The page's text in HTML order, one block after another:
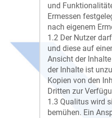
und
Ermessen
nach eigenem
1.2 Der Nutzer
und diese auf
Ansicht der
der Inhalte ist
Kopien von den
Dritten zur
1.3 Qualitus wird
bemühen. Ein